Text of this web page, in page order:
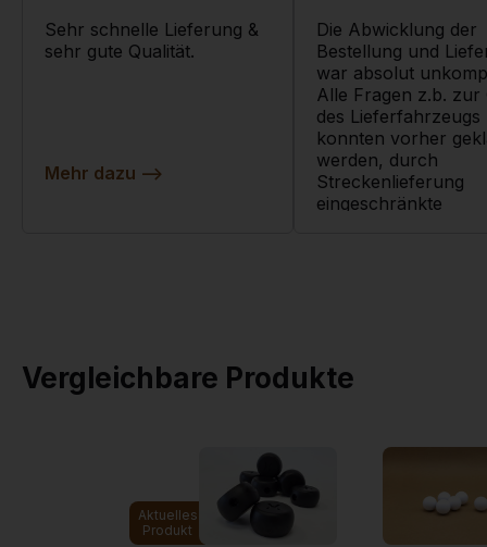
Sehr schnelle Lieferung &
sehr gute Qualität.
Mehr dazu -->
Die Abwicklung der
Bestellung und
war absolut
Alle Fragen z.b. zur
des Lieferfahrzeugs
konnten vorher
werden, durch
Streckenlieferung
eingeschränkte
Vergleichbare Produkte
Aktuelles
Produkt